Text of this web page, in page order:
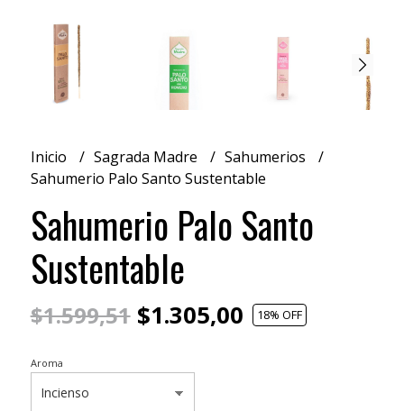
Inicio Sagrada Madre
Sahumerios
Sahumerio Palo Santo Sustentable
Sahumerio Palo Santo
Sustentable
$1.599,51$1.305,00 18% OFF
Aroma